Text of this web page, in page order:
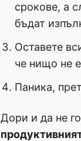
срокове, а
бъдат
Оставете
че нищо не
Паника,
Дори и да не